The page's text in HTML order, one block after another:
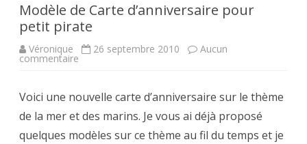
Modèle de Carte d’anniversaire pour
petit pirate
Véronique 26 septembre 2010 Aucun
commentaire sur
d’anniversaire
petit
Voici une nouvelle carte d’anniversaire sur le thème
de la mer et des marins. Je vous ai déjà proposé
quelques modèles sur ce thème au fil du temps et je